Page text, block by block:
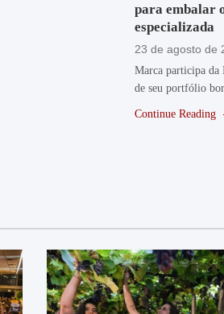
para embalar
especializada
23 de agosto de
Marca participa da
de seu portfólio
Continue Reading
posts